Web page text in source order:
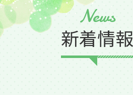
News
新着情報